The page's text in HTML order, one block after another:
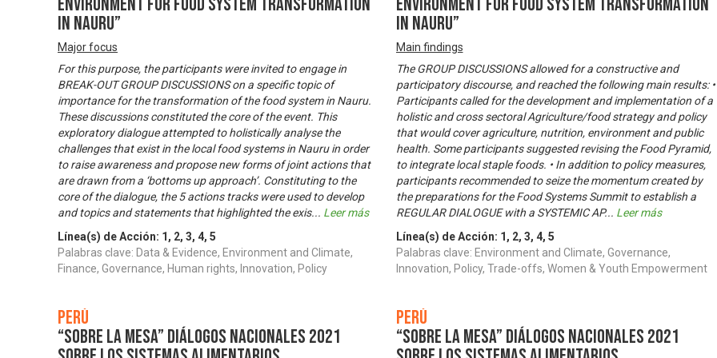
environment for food system transformation
in Nauru”
Major focus
For this purpose, the participants were invited to engage in
BREAK-OUT GROUP DISCUSSIONS on a specific topic of
importance for the transformation of the food system in Nauru.
These discussions constituted the core of the event. This
exploratory dialogue attempted to holistically analyse the
challenges that exist in the local food systems in Nauru in order
to raise awareness and propose new forms of joint actions that
are drawn from a ‘bottoms up approach’. Constituting to the
core of the dialogue, the 5 actions tracks were used to develop
and topics and statements that highlighted the exis... Leer más
Línea(s) de Acción: 1 , 2, 3, 4, 5
Palabras clave: Data & Evidence, Environment and Climate,
Finance, Governance, Human rights, Innovation, Policy
environment for food system transformation
in Nauru”
Main findings
The GROUP DISCUSSIONS allowed for a constructive and
participatory discourse, and reached the following main results: •
Participants called for the development and implementation of a
holistic and cross sectoral Agriculture/food strategy and policy
that would cover agriculture, nutrition, environment and public
health. Some participants suggested revising the Food Pyramid,
to integrate local staple foods. • In addition to policy measures,
participants recommended to seize the momentum created by
the preparations for the Food Systems Summit to establish a
REGULAR DIALOGUE with a SYSTEMIC AP... Leer más
Línea(s) de Acción: 1 , 2, 3, 4, 5
Palabras clave: Environment and Climate, Governance,
Innovation, Policy, Trade-offs, Women & Youth Empowerment
Perú
“SOBRE LA MESA” DIÁLOGOS NACIONALES 2021
Perú
“SOBRE LA MESA” DIÁLOGOS NACIONALES 2021